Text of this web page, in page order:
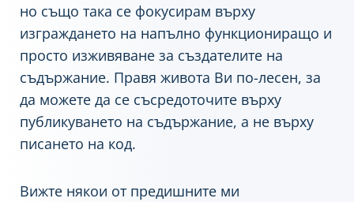
но също така се фокусирам върху
изграждането на напълно функциониращо и
просто изживяване за създателите на
съдържание. Правя живота Ви по-лесен, за
да можете да се съсредоточите върху
публикуването на съдържание, а не върху
писането на код.
Вижте някои от предишните ми